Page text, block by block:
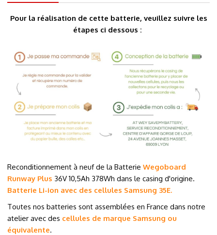
Pour la réalisation de cette batterie, veuillez suivre les
étapes ci dessous :
Reconditionnement à neuf de la Batterie Wegoboard
Runway Plus 36V 10,5Ah 378Wh dans le casing d'origine.
Batterie Li-ion avec des cellules Samsung 35E.
Toutes nos batteries sont assemblées en France dans notre
atelier avec des cellules de marque Samsung ou
équivalente.